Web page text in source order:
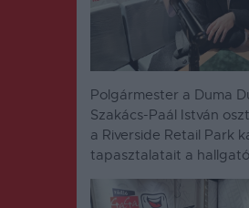
Polgármester a Duma
Szakács-Paál István
a Riverside Retail Park
tapasztalatait a